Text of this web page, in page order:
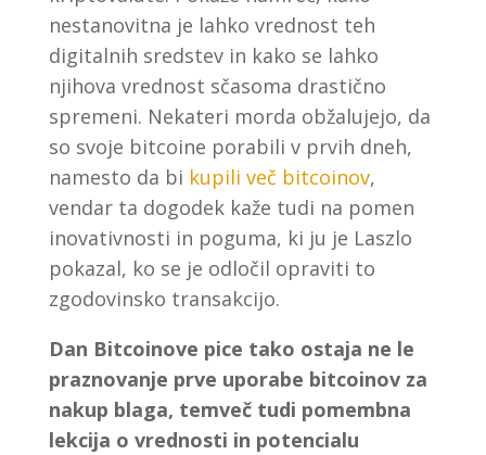
nestanovitna je lahko vrednost teh
digitalnih sredstev in kako se lahko
njihova vrednost sčasoma drastično
spremeni. Nekateri morda obžalujejo, da
so svoje bitcoine porabili v prvih dneh,
namesto da bi kupili več bitcoinov,
vendar ta dogodek kaže tudi na pomen
inovativnosti in poguma, ki ju je Laszlo
pokazal, ko se je odločil opraviti to
zgodovinsko transakcijo.
Dan Bitcoinove pice tako ostaja ne le
praznovanje prve uporabe bitcoinov za
nakup blaga, temveč tudi pomembna
lekcija o vrednosti in potencialu